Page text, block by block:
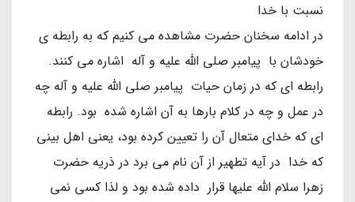
نسبت با خدا
در ادامه سخنان حضرت مشاهده می کنیم که به رابطه ی
خودشان با پیامبر صلی الله علیه و آله اشاره می کنند.
رابطه ای که در زمان حیات پیامبر صلی الله علیه و آله چه
در عمل و چه در کلام بارها به آن اشاره شده بود. رابطه
ای که خدای متعال آن را تعیین کرده بود، یعنی اهل بینی
که خدا در آیه تطهیر از آن نام می برد در ذریه حضرت
زهرا سلام الله علیها قرار داده شده بود و لذا کسی نمی